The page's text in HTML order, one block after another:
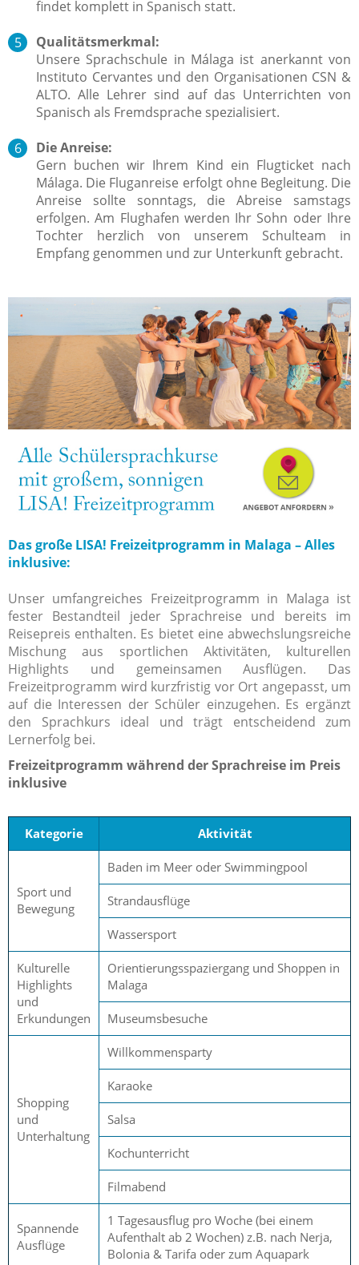
findet komplett in Spanisch statt.
Qualitätsmerkmal:
Unsere Sprachschule in Málaga ist anerkannt von
Instituto Cervantes und den Organisationen CSN &
ALTO. Alle Lehrer sind auf das Unterrichten von
Spanisch als Fremdsprache spezialisiert.
Die Anreise:
Gern buchen wir Ihrem Kind ein Flugticket nach
Málaga. Die Fluganreise erfolgt ohne Begleitung. Die
Anreise sollte sonntags, die Abreise samstags
erfolgen. Am Flughafen werden Ihr Sohn oder Ihre
Tochter herzlich von unserem Schulteam in
Empfang genommen und zur Unterkunft gebracht.
Das große LISA! Freizeitprogramm in Malaga – Alles
inklusive:
Unser umfangreiches Freizeitprogramm in Malaga ist
fester Bestandteil jeder Sprachreise und bereits im
Reisepreis enthalten. Es bietet eine abwechslungsreiche
Mischung aus sportlichen Aktivitäten, kulturellen
Highlights und gemeinsamen Ausflügen. Das
Freizeitprogramm wird kurzfristig vor Ort angepasst, um
auf die Interessen der Schüler einzugehen. Es ergänzt
den Sprachkurs ideal und trägt entscheidend zum
Lernerfolg bei.
Freizeitprogramm während der Sprachreise im Preis
inklusive
Kategorie Aktivität
Sport und
Bewegung
Baden im Meer oder Swimmingpool
Strandausflüge
Wassersport
Kulturelle
Highlights
und
Erkundungen
Orientierungsspaziergang und Shoppen in
Malaga
Museumsbesuche
Shopping
und
Unterhaltung
Willkommensparty
Karaoke
Salsa
Kochunterricht
Filmabend
Spannende
Ausflüge
1 Tagesausflug pro Woche (bei einem
Aufenthalt ab 2 Wochen) z.B. nach Nerja,
Bolonia & Tarifa oder zum Aquapark